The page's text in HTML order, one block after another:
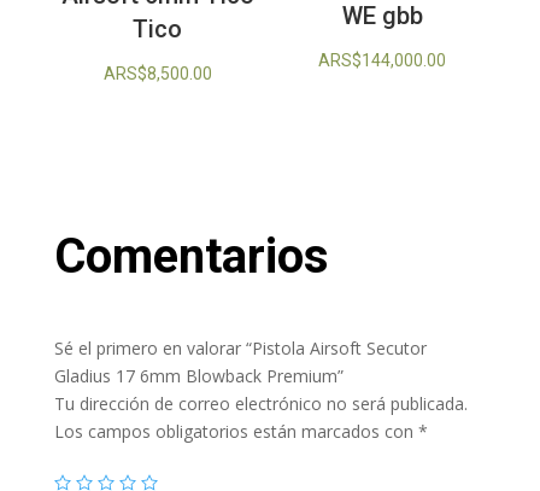
Tico
ARS$8,500.00
WE gbb
ARS$144,000.00
Comentarios
Sé el primero en valorar “Pistola Airsoft Secutor
Gladius 17 6mm Blowback Premium”
Tu dirección de correo electrónico no será publicada.
Los campos obligatorios están marcados con *